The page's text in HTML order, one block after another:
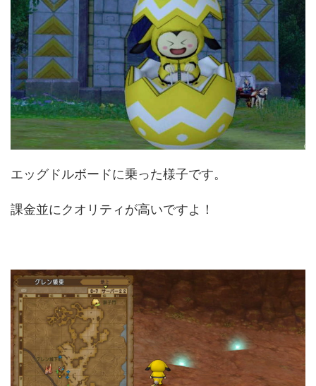
エッグドルボードに乗った様子です。
課金並にクオリティが高いですよ！